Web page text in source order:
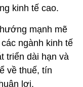
kinh tế cao.
mạnh mẽ
ngành kinh tế
triển dài hạn và
về thuế, tín
lợi.